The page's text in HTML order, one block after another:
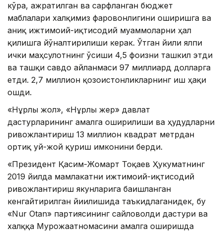
кўра, ажратилган ва сарфланган бюджет
маблағлари халқимиз фаровонлигини оширишга ва
аниқ ижтимоий-иқтисодий муаммоларни ҳал
қилишга йўналтирилиши керак. Ўтган йили ялпи
ички маҳсулотнинг ўсиши 4,5 фоизни ташкил этди
ва ташқи савдо айланмаси 97 миллиард долларга
етди. 2,7 миллион қозоғистонликларнинг иш ҳақи
ошди.
«Нұрлы жол», «Нұрлы жер» давлат
дастурларининг амалга оширилиши ва ҳудудларни
ривожлантириш 13 миллион квадрат метрдан
ортиқ уй-жой қуриш имконини берди.
«Президент Қасим-Жомарт Тоқаев Ҳукуматнинг
2019 йилда мамлакатни ижтимоий-иқтисодий
ривожлантириш якунларига бағишланган
кенгайтирилган йиғилишида таъкидлаганидек, бу
«Nur Otan» партиясининг сайловолди дастури ва
халққа Мурожаатномасини амалга оширишда